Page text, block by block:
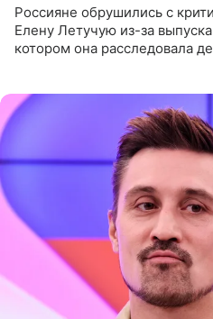
Россияне обрушились с
Елену Летучую из-за
котором она расследовала